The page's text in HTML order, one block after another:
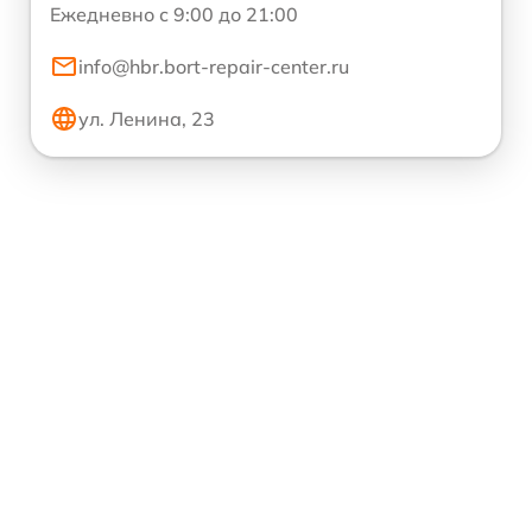
Ежедневно с 9:00 до 21:00
info@hbr.bort-repair-center.ru
ул. Ленина, 23